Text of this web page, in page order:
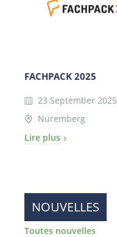
FACHPACK 2025
23 September 2025
Nüremberg
Lire plus
NOUVELLES
Toutes nouvelles